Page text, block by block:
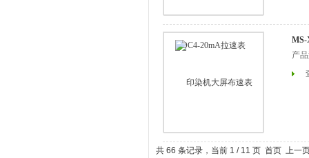
MS-
产
共 66 条记录，当前 1 / 11 页 首页 上一